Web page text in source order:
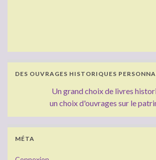
DES OUVRAGES HISTORIQUES
Un grand choix de livres
un choix d'ouvrages sur le
MÉTA